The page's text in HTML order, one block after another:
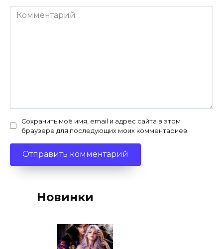
Комментарий
Сохранить моё имя, email и адрес сайта в этом
браузере для последующих моих комментариев.
Новинки